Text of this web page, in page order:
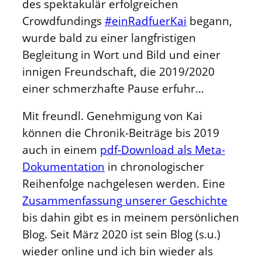
des spektakulär erfolgreichen
Crowdfundings #einRadfuerKai begann,
wurde bald zu einer langfristigen
Begleitung in Wort und Bild und einer
innigen Freundschaft, die 2019/2020
einer schmerzhafte Pause erfuhr…
Mit freundl. Genehmigung von Kai
können die Chronik-Beiträge bis 2019
auch in einem pdf-Download als Meta-
Dokumentation in chronologischer
Reihenfolge nachgelesen werden. Eine
Zusammenfassung unserer Geschichte
bis dahin gibt es in meinem persönlichen
Blog. Seit März 2020 ist sein Blog (s.u.)
wieder online und ich bin wieder als